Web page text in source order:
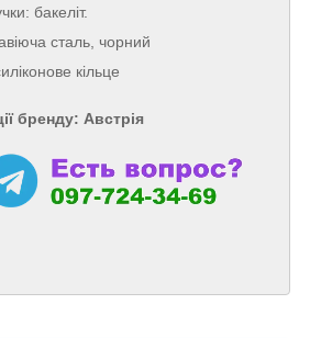
бакеліт.
сталь, чорний
кільце
бренду: Австрія